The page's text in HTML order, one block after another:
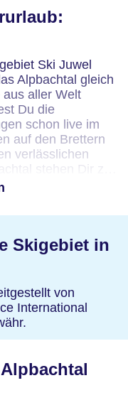
Ski Juwel
Alpbachtal gleich
aller Welt
Du die
schon live im
auf den Brettern
verlässlichen
stehen Dir zur
Du Dir ganz nach
Ski fährt, findet
Informationen
der Pistenplan
und Infos zu
Du willst Skier
beraten
Skigebiet in
von
International